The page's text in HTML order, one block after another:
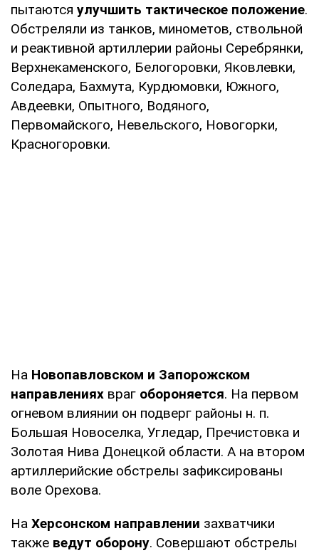
пытаются улучшить тактическое положение.
Обстреляли из танков, минометов, ствольной
и реактивной артиллерии районы Серебрянки,
Верхнекаменского, Белогоровки, Яковлевки,
Соледара, Бахмута, Курдюмовки, Южного,
Авдеевки, Опытного, Водяного,
Первомайского, Невельского, Новогорки,
Красногоровки.
На Новопавловском и Запорожском
направлениях враг обороняется. На первом
огневом влиянии он подверг районы н. п.
Большая Новоселка, Угледар, Пречистовка и
Золотая Нива Донецкой области. А на втором
артиллерийские обстрелы зафиксированы
воле Орехова.
На Херсонском направлении захватчики
также ведут оборону. Совершают обстрелы